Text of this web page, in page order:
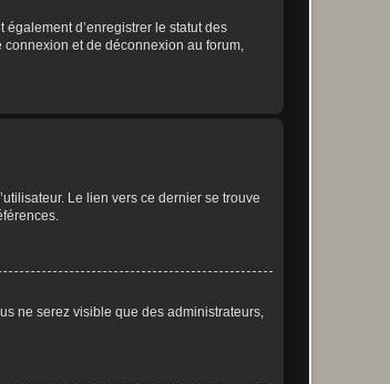
d’enregistrer le statut des
connexion et de déconnexion au forum,
Le lien vers ce dernier se trouve
ne serez visible que des administrateurs,